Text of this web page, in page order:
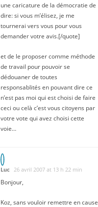
une caricature de la démocratie de
dire: si vous m’élisez, je me
tournerai vers vous pour vous
demander votre avis.[/quote]
et de le proposer comme méthode
de travail pour pouvoir se
dédouaner de toutes
responsablités en pouvant dire ce
n’est pas moi qui est choisi de faire
ceci ou celà c’est vous citoyens par
votre vote qui avez choisi cette
voie…
Luc 26 avril 2007 at 13 h 22 min
Bonjour,
Koz, sans vouloir remettre en cause